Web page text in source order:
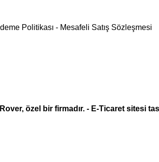
Politikası - Mesafeli Satış Sözleşmesi
özel bir firmadır. - E-Ticaret sitesi